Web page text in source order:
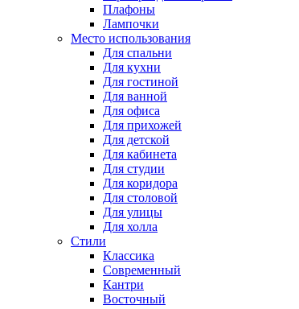
Плафоны
Лампочки
Место использования
Для спальни
Для кухни
Для гостиной
Для ванной
Для офиса
Для прихожей
Для детской
Для кабинета
Для студии
Для коридора
Для столовой
Для улицы
Для холла
Стили
Классика
Современный
Кантри
Восточный